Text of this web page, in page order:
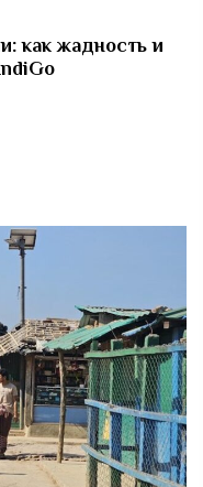
как жадность и